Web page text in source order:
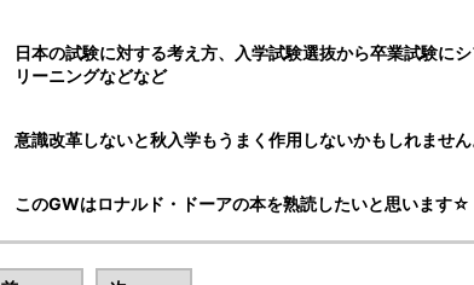
日本の試験に対する考え方、入学試験選抜から卒業試験に
リーニングなどなど
意識改革しないと秋入学もうまく作用しないかもしれません
このGWはロナルド・ドーアの本を熟読したいと思います☆